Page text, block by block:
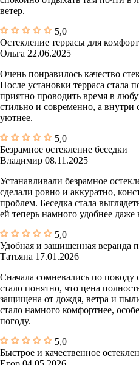
ветер.
5,0
Остекление террасы для
Ольга 22.06.2025
Очень понравилось качество
После установки терраса стала
приятно проводить время в
стильно и современно, а внутри
уютнее.
5,0
Безрамное остекление беседки
Владимир 08.11.2025
Устанавливали безрамное
сделали ровно и аккуратно,
проблем. Беседка стала
ей теперь намного удобнее
5,0
Удобная и защищенная веранда
Татьяна 17.01.2026
Сначала сомневались по поводу
стало понятно, что цена
защищена от дождя, ветра и
стало намного комфортнее,
погоду.
5,0
Быстрое и качественное